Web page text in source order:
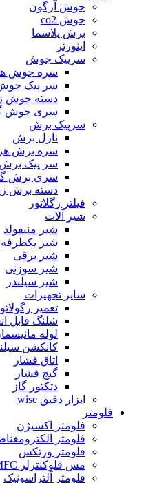
جوش آرگون
جوش co2
برش پلاسما
اینورتر
سرپیک جوش
سره جوش
سر پیک جوش
دسته جوش
سری جوش
سرپیک برش
نازل برش
سره برش
سر پیک برش
سری برش
دسته برش
فیلتر رگلاتور
شیر آلات
شیر منیفولد
شیر یکطرفه
شیر برقی
شیر سوزنی
شیر سیلندر
سایر تجهیزات
تعمیر
شلنگ قابل
لوله
کانکشن
اتاق فشار
گیج فشار
دتکتور گاز
ابزار دقیق wise
فلومتر
فلومتر اکسیژن
فلومتر
فلومتر ورتکس
مس فلوکنترلر MFC
فلومتر آلتراسونیک